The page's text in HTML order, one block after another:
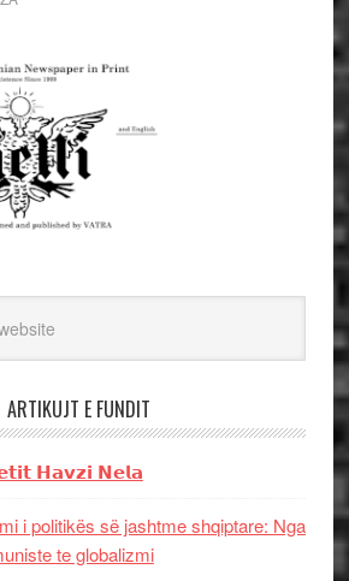
ARTIKUJT E FUNDIT
𝗛𝗮𝘃𝘇𝗶 𝗡𝗲𝗹𝗮
i politikës së jashtme shqiptare: Nga
te globalizmi